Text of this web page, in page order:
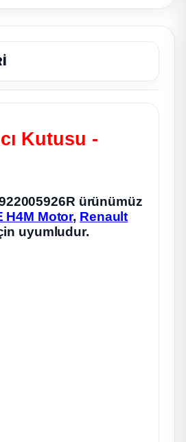
Kutusu -
ürünümüz
H4M Motor, Renault
uyumludur.